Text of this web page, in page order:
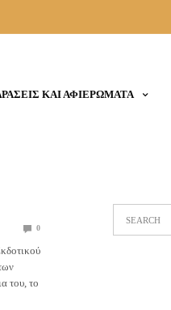
ΚΑΙ ΑΦΙΕΡΩΜΑΤΑ
0
του, το